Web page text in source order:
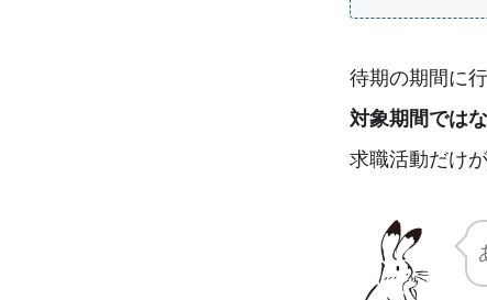
待期の期間に
対象期間では
求職活動だけ